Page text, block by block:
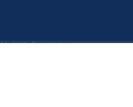
Informationen